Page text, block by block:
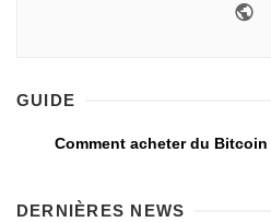
GUIDE
Comment acheter du Bitcoin
DERNIÈRES NEWS